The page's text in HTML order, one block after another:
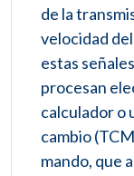
de la
velocidad
estas
procesan
calculador o
cambio
mando, que